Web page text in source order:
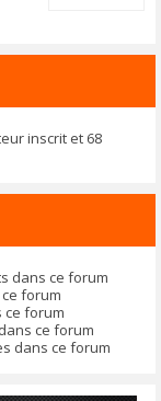
inscrit et 68
dans ce forum
forum
ce forum
ce forum
dans ce forum